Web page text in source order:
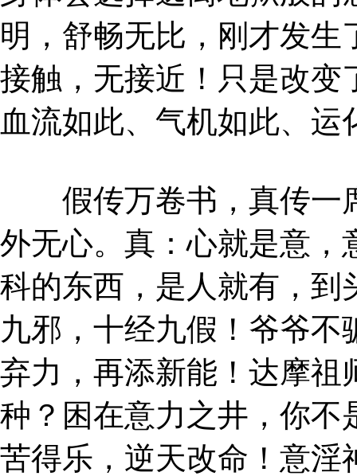
明，舒畅无比，刚才发
接触，无接近！只是改变
血流如此、气机如此、
假传万卷书，真传一
外无心。真：心就是意，
科的东西，是人就有，到
九邪，十经九假！爷爷
弃力，再添新能！达摩祖
种？困在意力之井，你不
苦得乐，逆天改命！意淫